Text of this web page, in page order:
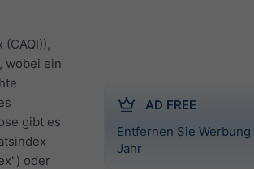
AD FREE
Entfernen Sie
Jahr
wobei ein
gibt es
oder